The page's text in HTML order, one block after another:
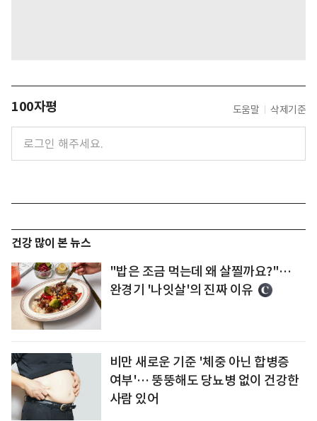
100자평 도움말 삭제기준
건강 많이 본 뉴스
"밥은 조금 먹는데 왜 살찔까요?"…
완경기 '나잇살'의 진짜 이유
비만 새로운 기준 '체중 아닌 합병증
여부'… 뚱뚱해도 당뇨병 없이 건강한
사람 있어